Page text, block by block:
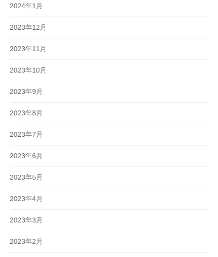
2024年1月
2023年12月
2023年11月
2023年10月
2023年9月
2023年8月
2023年7月
2023年6月
2023年5月
2023年4月
2023年3月
2023年2月